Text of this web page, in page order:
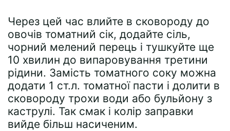
Через цей час влийте в сковороду до
овочів томатний сік, додайте сіль,
чорний мелений перець і тушкуйте ще
10 хвилин до випаровування третини
рідини. Замість томатного соку можна
додати 1 ст.л. томатної пасти і долити в
сковороду трохи води або бульйону з
каструлі. Так смак і колір заправки
вийде більш насиченим.